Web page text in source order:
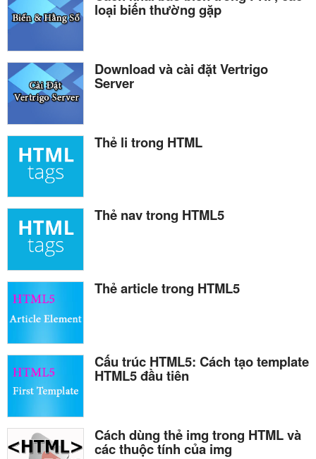
loại biến thường gặp
Download và cài đặt Vertrigo
Server
Thẻ li trong HTML
Thẻ nav trong HTML5
Thẻ article trong HTML5
Cấu trúc HTML5: Cách tạo template
HTML5 đầu tiên
Cách dùng thẻ img trong HTML và
các thuộc tính của img